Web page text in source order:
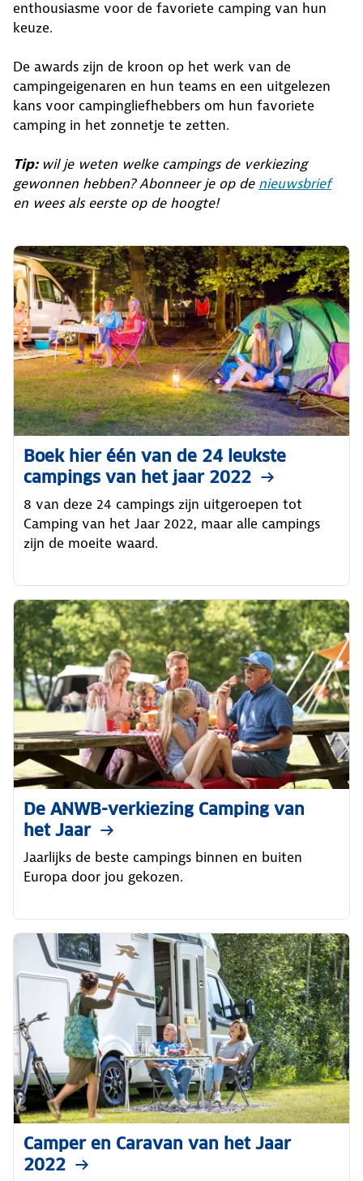
enthousiasme voor de favoriete camping van hun
keuze.
De awards zijn de kroon op het werk van de
campingeigenaren en hun teams en een uitgelezen
kans voor campingliefhebbers om hun favoriete
camping in het zonnetje te zetten.
Tip: wil je weten welke campings de verkiezing
gewonnen hebben? Abonneer je op de nieuwsbrief
en wees als eerste op de hoogte!
Boek hier één van de 24 leukste
campings van het jaar 2022
8 van deze 24 campings zijn uitgeroepen tot
Camping van het Jaar 2022, maar alle campings
zijn de moeite waard.
De ANWB-verkiezing Camping van
het Jaar
Jaarlijks de beste campings binnen en buiten
Europa door jou gekozen.
Camper en Caravan van het Jaar
2022